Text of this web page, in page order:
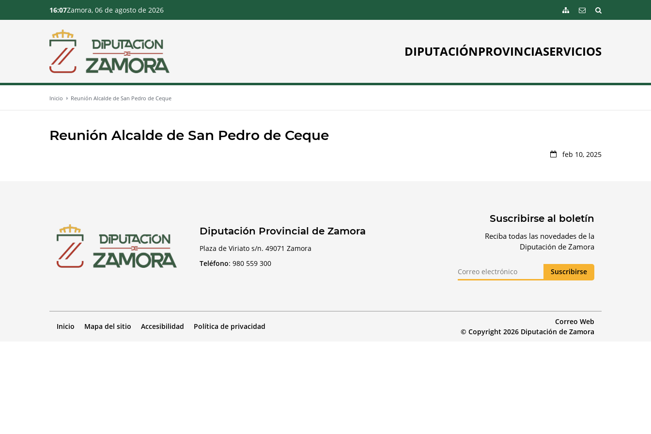
DIPUTACIÓNPROVINCIASERVICIOS
16:07Zamora, 06 de agosto de 2026
Inicio Reunión Alcalde de San Pedro de Ceque
Reunión Alcalde de San Pedro de Ceque
feb 10, 2025
Diputación Provincial de Zamora
Plaza de Viriato s/n. 49071 Zamora
Teléfono: 980 559 300
Suscribirse al boletín
Reciba todas las novedades de la
Diputación de Zamora
Inicio Mapa del sitio Accesibilidad Política de privacidad
Correo Web
© Copyright 2026 Diputación de Zamora